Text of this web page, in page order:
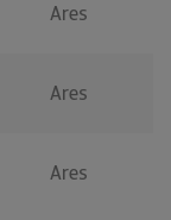
Ares
Ares
Ares